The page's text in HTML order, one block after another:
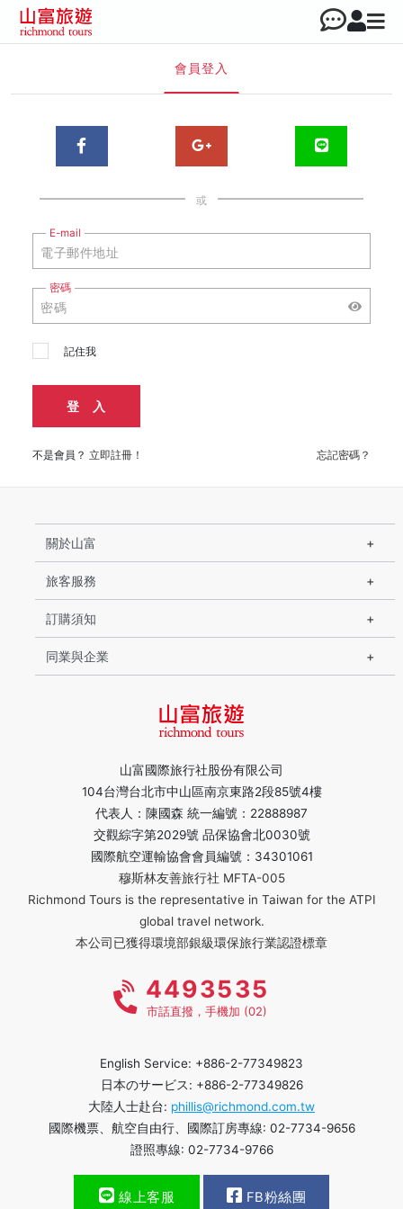
會員登入
或
E-mail
密碼
記住我
登 入
不是會員？ 立即註冊！ 忘記密碼？
山富國際旅行社股份有限公司
104台灣台北市中山區南京東路2段85號4樓
代表人：陳國森 統一編號：22888987
交觀綜字第2029號 品保協會北0030號
國際航空運輸協會會員編號：34301061
穆斯林友善旅行社 MFTA-005
Richmond Tours is the representative in Taiwan for the ATPI
global travel network.
本公司已獲得環境部銀級環保旅行業認證標章
關於山富
旅客服務
訂購須知
同業與企業
4493535
市話直撥，手機加 (02)
English Service: +886-2-77349823
日本のサービス: +886-2-77349826
大陸人士赴台: phillis@richmond.com.tw
國際機票、航空自由行、國際訂房專線: 02-7734-9656
證照專線: 02-7734-9766
線上客服 FB粉絲團